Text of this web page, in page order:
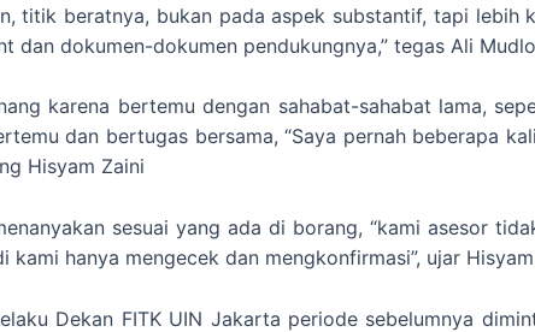
titik beratnya, bukan pada aspek substantif, tapi lebih
dokumen-dokumen pendukungnya,” tegas Ali
karena bertemu dengan sahabat-sahabat lama,
dan bertugas bersama, “Saya pernah beberapa
Hisyam Zaini
sesuai yang ada di borang, “kami asesor
hanya mengecek dan mengkonfirmasi”, ujar
Dekan FITK UIN Jakarta periode sebelumnya